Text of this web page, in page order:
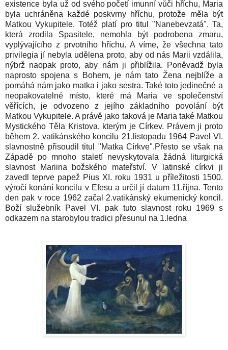
existence byla už od svého početí imunní vůči hříchu, Maria
byla uchráněna každé poskvrny hříchu, protože měla být
Matkou Vykupitele. Totéž platí pro titul "Nanebevzatá". Ta,
která zrodila Spasitele, nemohla být podrobena zmaru,
vyplývajícího z prvotního hříchu. A víme, že všechna tato
privilegia jí nebyla udělena proto, aby od nás Marii vzdálila,
nýbrž naopak proto, aby nám ji přiblížila. Poněvadž byla
naprosto spojena s Bohem, je nám tato Žena nejblíže a
pomáhá nám jako matka i jako sestra. Také toto jedinečné a
neopakovatelné místo, které má Maria ve společenství
věřících, je odvozeno z jejího základního povolání být
Matkou Vykupitele. A právě jako taková je Maria také Matkou
Mystického Těla Kristova, kterým je Církev. Právem ji proto
během 2. vatikánského koncilu 21.listopadu 1964 Pavel VI.
slavnostně přisoudil titul "Matka Církve".Přesto se však na
Západě po mnoho staletí nevyskytovala žádná liturgická
slavnost Mariina božského mateřství. V latinské církvi ji
zavedl teprve papež Pius XI. roku 1931 u příležitosti 1500.
výročí konání koncilu v Efesu a určil jí datum 11.října. Tento
den pak v roce 1962 začal 2.vatikánský ekumenický koncil.
Boží služebník Pavel VI. pak tuto slavnost roku 1969 s
odkazem na starobylou tradici přesunul na 1.ledna